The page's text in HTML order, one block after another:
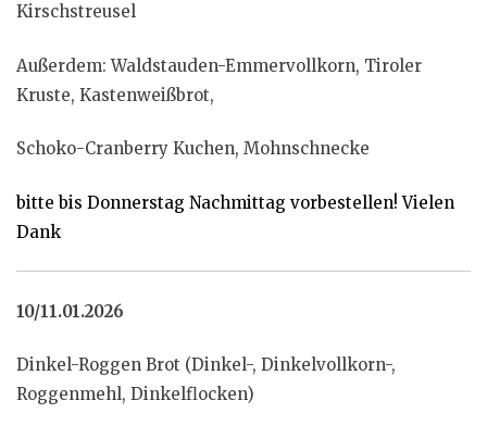
Kirschstreusel
Außerdem: Waldstauden-Emmervollkorn, Tiroler
Kruste, Kastenweißbrot,
Schoko-Cranberry Kuchen, Mohnschnecke
bitte bis Donnerstag Nachmittag vorbestellen! Vielen
Dank
10/11.01.2026
Dinkel-Roggen Brot (Dinkel-, Dinkelvollkorn-,
Roggenmehl, Dinkelflocken)